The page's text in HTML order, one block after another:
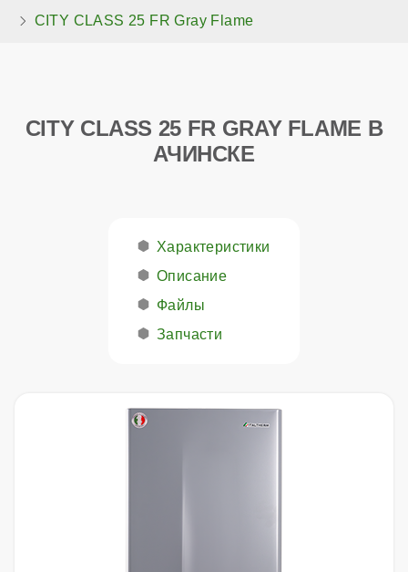
CITY CLASS 25 FR Gray Flame
CITY CLASS 25 FR GRAY FLAME В
АЧИНСКЕ
Характеристики
Описание
Файлы
Запчасти